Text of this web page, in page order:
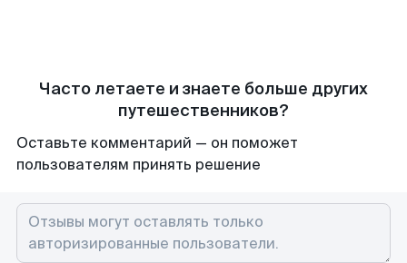
Часто летаете и знаете больше других
путешественников?
Оставьте комментарий — он поможет
пользователям принять решение